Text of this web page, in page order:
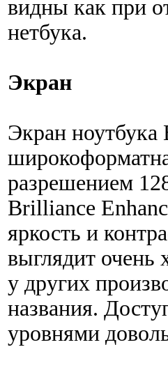
видны как при
нетбука.
Экран
Экран ноутбука
разрешением
Brilliance
яркость и
выглядит очень
у других
названия.
уровнями